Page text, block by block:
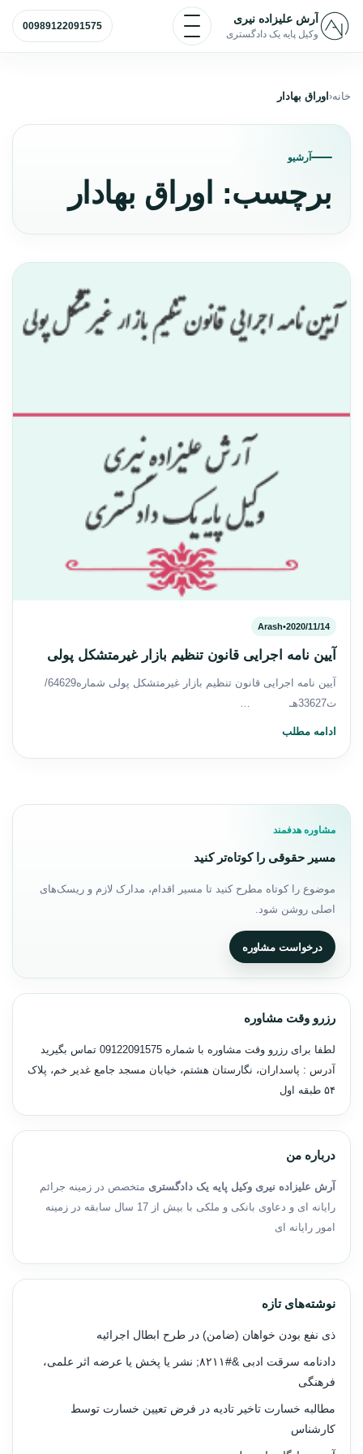
پرش به محتوا
آرش علیزاده نیری
وکیل پایه یک دادگستری
باز و بسته کردن منو
00989122091575
خانه اوراق بهادار
آرشیو
برچسب: اوراق بهادار
2020/11/14
•
Arash
آیین نامه اجرایی قانون تنظیم بازار غیرمتشکل پولی
آیین نامه اجرایی قانون تنظیم بازار غیرمتشکل پولی شماره64629/
ت33627هـ ‎‎‎‎ ‎‎‎‎ ‎‎‎‎ ‎‎‎‎ ‎‎‎‎ ‎‎‎‎ ‎‎‎‎ ‎‎‎‎ ‎‎‎‎ ‎‎‎‎ ‎‎‎‎ ‎‎‎‎…
ادامه مطلب
مشاوره هدفمند
مسیر حقوقی را کوتاه‌تر کنید
موضوع را کوتاه مطرح کنید تا مسیر اقدام، مدارک لازم و ریسک‌های
اصلی روشن شود.
درخواست مشاوره
رزرو وقت مشاوره
لطفا برای رزرو وقت مشاوره با شماره 09122091575 تماس بگیرید
آدرس : پاسداران، نگارستان هشتم، خیابان مسجد جامع غدیر خم، پلاک
۵۴ طبقه اول
درباره من
آرش علیزاده نیری وکیل پایه یک دادگستری متخصص در زمینه جرائم
رایانه ای و دعاوی بانکی و ملکی با بیش از 17 سال سابقه در زمینه
امور رایانه ای
نوشته‌های تازه
ذی نفع بودن خواهان (ضامن) در طرح ابطال اجرائیه
دادنامه سرقت ادبی &#۸۲۱۱; نشر یا پخش یا عرضه اثر علمی،
فرهنگی
مطالبه خسارت تاخیر تادیه در فرض تعیین خسارت توسط
کارشناس